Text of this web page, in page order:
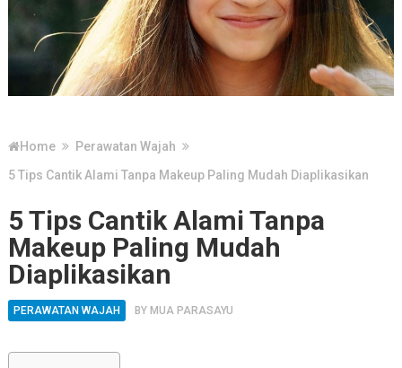
Home
Perawatan Wajah
5 Tips Cantik Alami Tanpa Makeup Paling Mudah Diaplikasikan
5 Tips Cantik Alami Tanpa
Makeup Paling Mudah
Diaplikasikan
PERAWATAN WAJAH BY MUA PARASAYU